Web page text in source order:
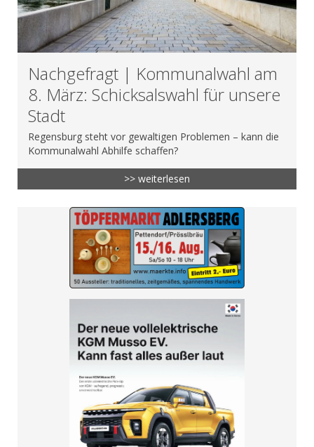
Nachgefragt | Kommunalwahl am
8. März: Schicksalswahl für unsere
Stadt
Regensburg steht vor gewaltigen Problemen – kann die
Kommunalwahl Abhilfe schaffen?
>> weiterlesen